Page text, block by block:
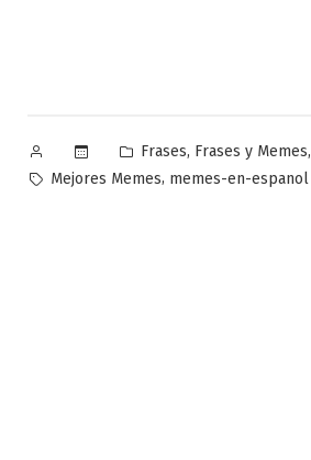
Publicado
por
Publicado
en
Frases, Frases y Memes,
Etiquetas:
Mejores Memes, memes-en-espanol